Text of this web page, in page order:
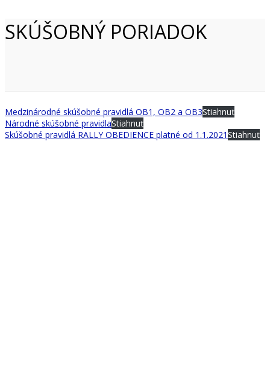
SKÚŠOBNÝ PORIADOK
Medzinárodné skúšobné pravidlá OB1, OB2 a OB3Stiahnuť
Národné skúšobné pravidlaStiahnuť
Skúšobné pravidlá RALLY OBEDIENCE platné od 1.1.2021Stiahnuť